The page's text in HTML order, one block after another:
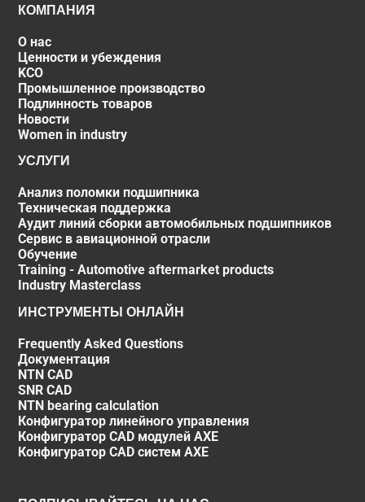
КОМПАНИЯ
О нас
Ценности и убеждения
KCO
Промышленное производство
Подлинность товаров
Новости
Women in industry
УСЛУГИ
Анализ поломки подшипника
Техническая поддержка
Аудит линий сборки автомобильных подшипников
Сервис в авиационной отрасли
Обучение
Training - Automotive aftermarket products
Industry Masterclass
ИНСТРУМЕНТЫ ОНЛАЙН
Frequently Asked Questions
Документация
NTN CAD
SNR CAD
NTN bearing calculation
Конфигуратор линейного управления
Конфигуратор CAD модулей AXE
Конфигуратор CAD систем AXE